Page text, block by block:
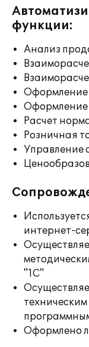
функции:
Анализ
Оформление
Оформление
Расчет
Розничная
Управление
интернет-
"1С"
Оформлено